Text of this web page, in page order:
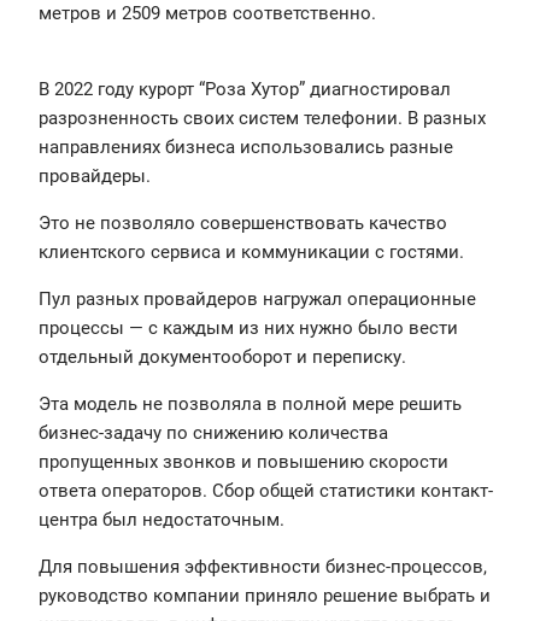
метров и 2509 метров соответственно.
В 2022 году курорт “Роза Хутор” диагностировал
разрозненность своих систем телефонии. В разных
направлениях бизнеса использовались разные
провайдеры.
Это не позволяло совершенствовать качество
клиентского сервиса и коммуникации с гостями.
Пул разных провайдеров нагружал операционные
процессы — с каждым из них нужно было вести
отдельный документооборот и переписку.
Эта модель не позволяла в полной мере решить
бизнес-задачу по снижению количества
пропущенных звонков и повышению скорости
ответа операторов. Сбор общей статистики контакт-
центра был недостаточным.
Для повышения эффективности бизнес-процессов,
руководство компании приняло решение выбрать и